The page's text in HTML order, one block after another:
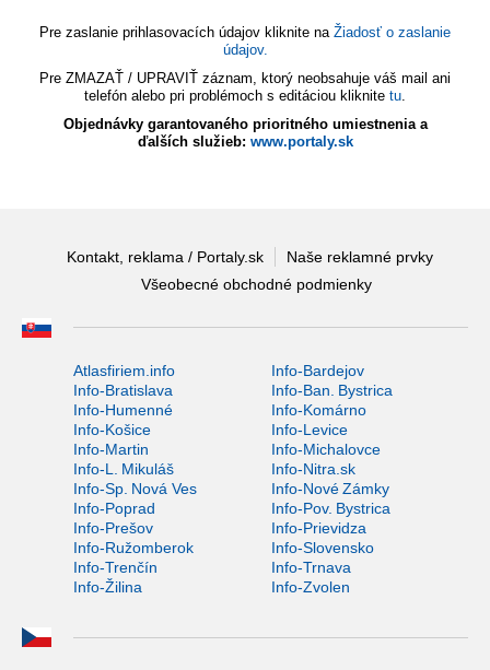
Pre zaslanie prihlasovacích údajov kliknite na Žiadosť o zaslanie
údajov.
Pre ZMAZAŤ / UPRAVIŤ záznam, ktorý neobsahuje váš mail ani
telefón alebo pri problémoch s editáciou kliknite tu.
Objednávky garantovaného prioritného umiestnenia a
ďalších služieb: www.portaly.sk
Kontakt, reklama / Portaly.sk
Naše reklamné prvky
Všeobecné obchodné podmienky
Atlasfiriem.info
Info-Bardejov
Info-Bratislava
Info-Ban. Bystrica
Info-Humenné
Info-Komárno
Info-Košice
Info-Levice
Info-Martin
Info-Michalovce
Info-L. Mikuláš
Info-Nitra.sk
Info-Sp. Nová Ves
Info-Nové Zámky
Info-Poprad
Info-Pov. Bystrica
Info-Prešov
Info-Prievidza
Info-Ružomberok
Info-Slovensko
Info-Trenčín
Info-Trnava
Info-Žilina
Info-Zvolen